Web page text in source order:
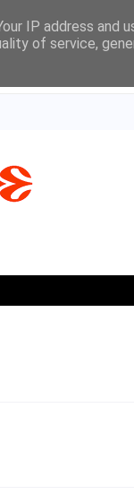
IP address and
of service,